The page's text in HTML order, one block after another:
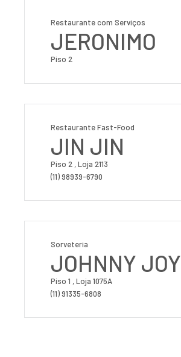
Restaurante com Serviços
JERONIMO
Piso 2
Restaurante Fast-Food
JIN JIN
Piso 2 , Loja 2113
(11) 98939-6790
Sorveteria
JOHNNY JOY
Piso 1 , Loja 1075A
(11) 91335-6808